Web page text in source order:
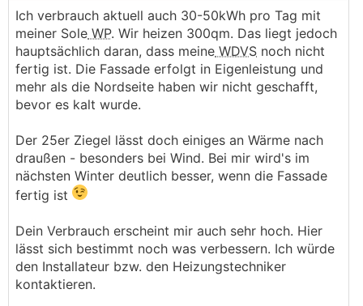
Ich verbrauch aktuell auch 30-50kWh pro Tag mit
meiner Sole WP. Wir heizen 300qm. Das liegt jedoch
hauptsächlich daran, dass meine WDVS noch nicht
fertig ist. Die Fassade erfolgt in Eigenleistung und
mehr als die Nordseite haben wir nicht geschafft,
bevor es kalt wurde.
Der 25er Ziegel lässt doch einiges an Wärme nach
draußen - besonders bei Wind. Bei mir wird's im
nächsten Winter deutlich besser, wenn die Fassade
fertig ist
Dein Verbrauch erscheint mir auch sehr hoch. Hier
lässt sich bestimmt noch was verbessern. Ich würde
den Installateur bzw. den Heizungstechniker
kontaktieren.